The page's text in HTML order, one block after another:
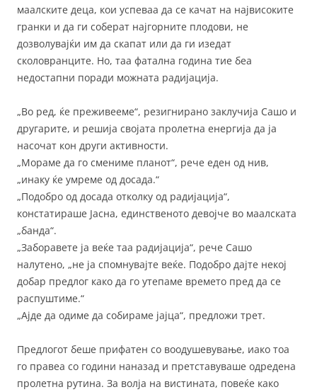
маалските деца, кои успеваа да се качат на највисоките
гранки и да ги соберат најгорните плодови, не
дозволувајќи им да скапат или да ги изедат
сколовранците. Но, таа фатална година тие беа
недостапни поради можната радијација.
„Во ред, ќе преживееме“, резигнирано заклучија Сашо и
другарите, и решија својата пролетна енергија да ја
насочат кон други активности.
„Мораме да го смениме планот“, рече еден од нив,
„инаку ќе умреме од досада.“
„Подобро од досада отколку од радијација“,
констатираше Јасна, единственото девојче во маалската
„банда“.
„Заборавете ја веќе таа радијација“, рече Сашо
налутено, „не ја спомнувајте веќе. Подобро дајте некој
добар предлог како да го утепаме времето пред да се
распуштиме.“
„Ајде да одиме да собираме јајца“, предложи трет.
Предлогот беше прифатен со воодушевување, иако тоа
го правеа со години наназад и претставуваше одредена
пролетна рутина. За волја на вистината, повеќе како